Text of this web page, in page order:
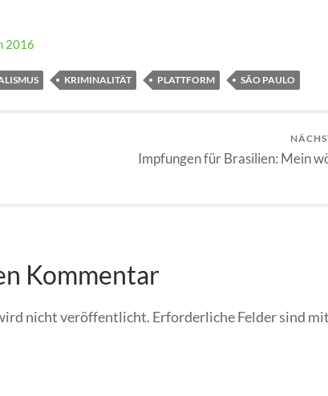
2016
KRIMINALITÄT PLATTFORM SÃO PAULO
Impfungen für Brasilien: Mein
Kommentar
nicht veröffentlicht. Erforderliche Felder sind mit